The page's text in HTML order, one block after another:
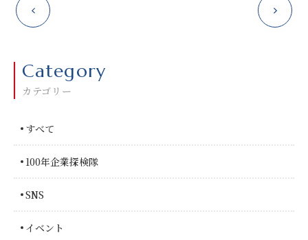
ナ
ゲー
ショ
ン
Category
カテゴリー
すべて
100年企業探検隊
SNS
イベント